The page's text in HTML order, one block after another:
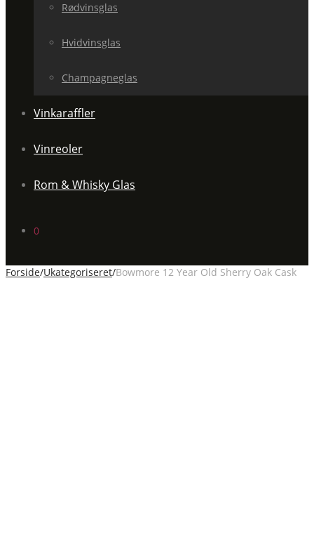
Rødvinsglas
Hvidvinsglas
Champagneglas
Vinkaraffler
Vinreoler
Rom & Whisky Glas
0
Forside/Ukategoriseret/Bowmore 12 Year Old Sherry Oak Cask